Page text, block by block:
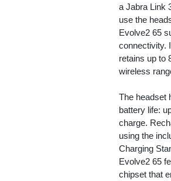
a Jabra Link
use the
Evolve2 65
connectivity.
retains up to
wireless
The headset
battery life:
charge.
using the
Charging
Evolve2 65
chipset that